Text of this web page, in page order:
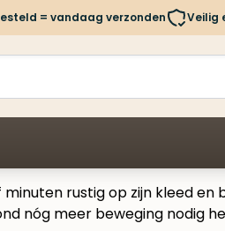
= vandaag verzonden Veilig
rustig op zijn kleed
nóg meer beweging nodig